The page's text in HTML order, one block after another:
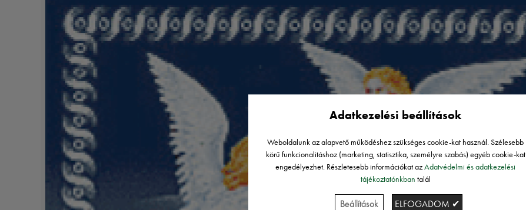
Adatkezelési beállítások
Weboldalunk az alapvető működéshez szükséges cookie-kat használ. Szélesebb
körű funkcionalitáshoz (marketing, statisztika, személyre szabás) egyéb cookie-kat
engedélyezhet. Részletesebb információkat azAdatvédelmi és adatkezelési
tájékoztatónkban talál
Beállítások ELFOGADOM ✔